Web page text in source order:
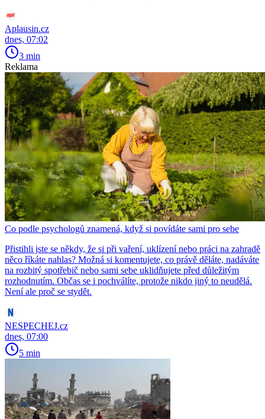
Aplausin.cz
dnes, 07:02
3 min
Reklama
Co podle psychologů znamená, když si povídáte sami pro sebe
Přistihli jste se někdy, že si při vaření, uklízení nebo práci na zahradě
něco říkáte nahlas? Možná si komentujete, co právě děláte, nadáváte
na rozbitý spotřebič nebo sami sebe uklidňujete před důležitým
rozhodnutím. Občas se i pochválíte, protože nikdo jiný to neudělá.
Není ale proč se stydět.
NESPECHEJ.cz
dnes, 07:00
5 min